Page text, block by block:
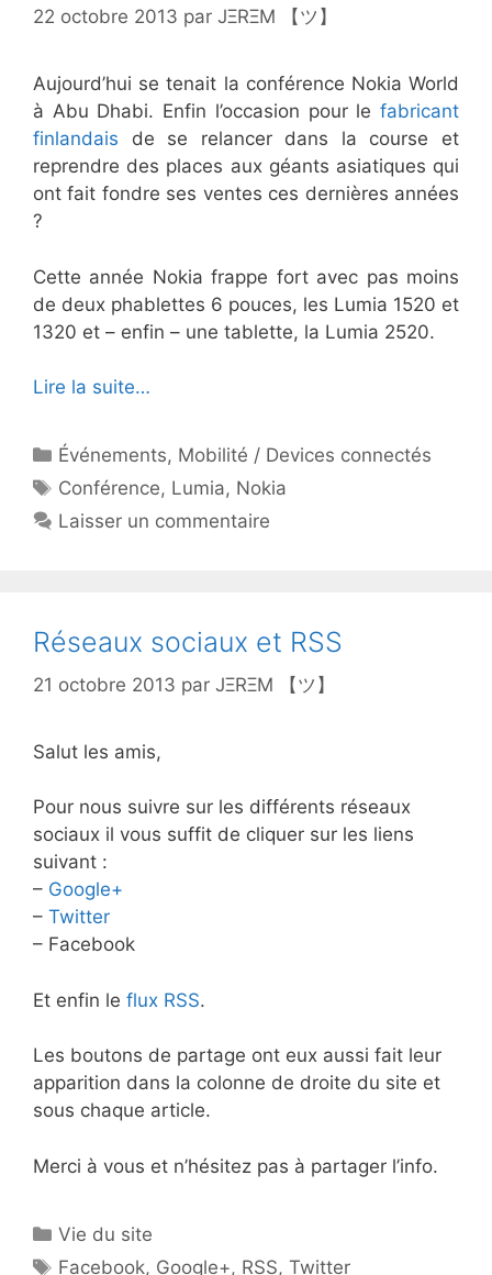
22 octobre 2013 par JΞRΞM 【ツ】
Aujourd’hui se tenait la conférence Nokia World
à Abu Dhabi. Enfin l’occasion pour le fabricant
finlandais de se relancer dans la course et
reprendre des places aux géants asiatiques qui
ont fait fondre ses ventes ces dernières années
?
Cette année Nokia frappe fort avec pas moins
de deux phablettes 6 pouces, les Lumia 1520 et
1320 et – enfin – une tablette, la Lumia 2520.
Lire la suite…
Catégories
Événements, Mobilité / Devices connectés
Étiquettes
Conférence, Lumia, Nokia
Laisser un commentaire
Réseaux sociaux et RSS
21 octobre 2013 par JΞRΞM 【ツ】
Salut les amis,
Pour nous suivre sur les différents réseaux
sociaux il vous suffit de cliquer sur les liens
suivant :
– Google+
– Twitter
– Facebook
Et enfin le flux RSS.
Les boutons de partage ont eux aussi fait leur
apparition dans la colonne de droite du site et
sous chaque article.
Merci à vous et n’hésitez pas à partager l’info.
Catégories
Vie du site
Étiquettes
Facebook, Google+, RSS,Twitter